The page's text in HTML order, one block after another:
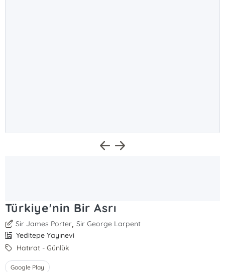
Türkiye'nin Bir Asrı
Sir James Porter, Sir George Larpent
Yeditepe Yayınevi
Hatırat - Günlük
Google Play